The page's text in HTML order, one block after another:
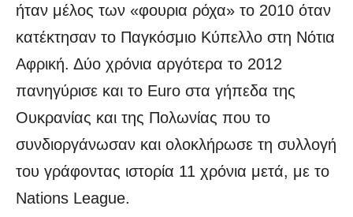
ήταν μέλος των «φουρια ρόχα» το 2010 όταν
κατέκτησαν το Παγκόσμιο Κύπελλο στη Νότια
Αφρική. Δύο χρόνια αργότερα το 2012
πανηγύρισε και το Euro στα γήπεδα της
Ουκρανίας και της Πολωνίας που το
συνδιοργάνωσαν και ολοκλήρωσε τη συλλογή
του γράφοντας ιστορία 11 χρόνια μετά, με το
Nations League.